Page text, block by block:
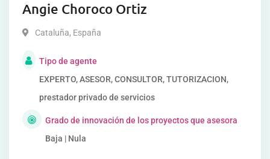
Angie Choroco Ortiz
Cataluña, España
Tipo de agente
EXPERTO, ASESOR, CONSULTOR, TUTORIZACION,
prestador privado de servicios
Grado de innovación de los proyectos que asesora
Baja | Nula